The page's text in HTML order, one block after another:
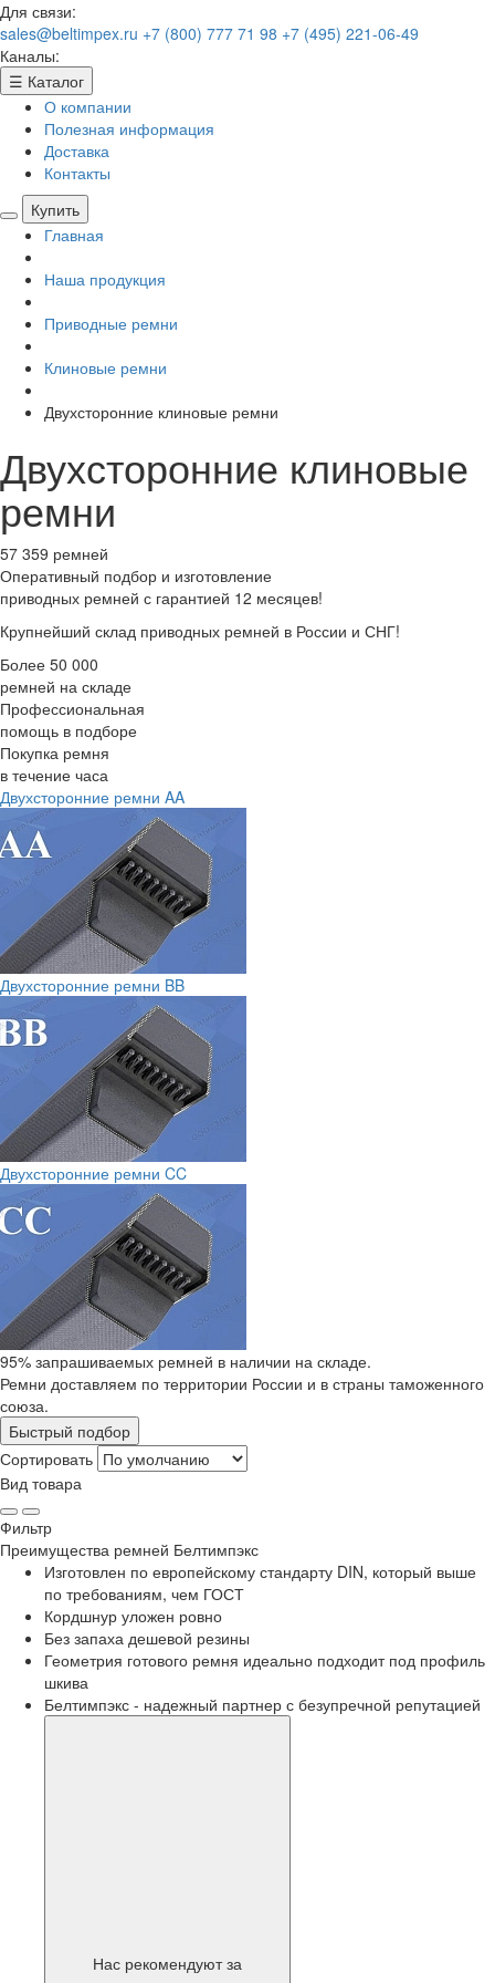
Для связи:
sales@beltimpex.ru +7 (800) 777 71 98 +7 (495) 221-06-49
Каналы:
☰ Каталог
О компании
Полезная информация
Доставка
Контакты
Купить
Главная
Наша продукция
Приводные ремни
Клиновые ремни
Двухсторонние клиновые ремни
Двухсторонние клиновые
ремни
57 359 ремней
Оперативный подбор и изготовление
приводных ремней с гарантией 12 месяцев!
Крупнейший склад приводных ремней в России и СНГ!
Более 50 000
ремней на складе
Профессиональная
помощь в подборе
Покупка ремня
в течение часа
Двухсторонние ремни AA
Двухсторонние ремни BB
Двухсторонние ремни CC
95% запрашиваемых ремней в наличии на складе.
Ремни доставляем по территории России и в страны таможенного
союза.
Быстрый подбор
Сортировать
Вид товара
Фильтр
Преимущества ремней Белтимпэкс
Изготовлен по европейскому стандарту DIN, который выше
по требованиям, чем ГОСТ
Кордшнур уложен ровно
Без запаха дешевой резины
Геометрия готового ремня идеально подходит под профиль
шкива
Белтимпэкс - надежный партнер с безупречной репутацией
Нас рекомендуют за